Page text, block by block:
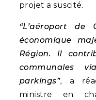
projet a suscité.
“L’aéroport
économique
Région. Il
communales
parkings”, a
ministre en